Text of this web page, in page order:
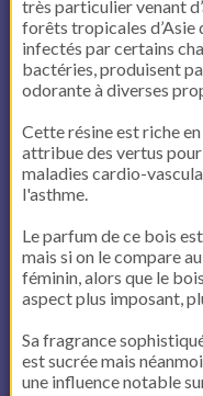
très particulier venant
forêts tropicales d’Asie
infectés par certains
bactéries, produisent
odorante à diverses
Cette résine est riche
attribue des vertus
maladies cardio-
l'asthme.
Le parfum de ce bois
mais si on le compare
féminin, alors que le
aspect plus imposant,
Sa fragrance
est sucrée mais
une influence notable